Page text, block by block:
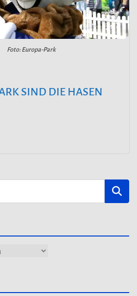
Foto: Europa-Park
SIND DIE HASEN